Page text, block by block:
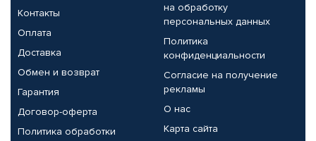
Контакты
Оплата
Доставка
Обмен и возврат
Гарантия
Договор-оферта
Политика обработки
на обработку
персональных данных
Политика
конфиденциальности
Согласие на получение
рекламы
О нас
Карта сайта